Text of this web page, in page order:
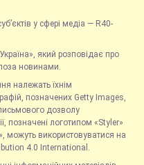
у сфері медіа — R40-
який розповідає про
новинами.
належать їхнім
позначених Getty Images,
дозволу
позначені логотипом «Styler»
можуть використовуватися на
4.0 International.